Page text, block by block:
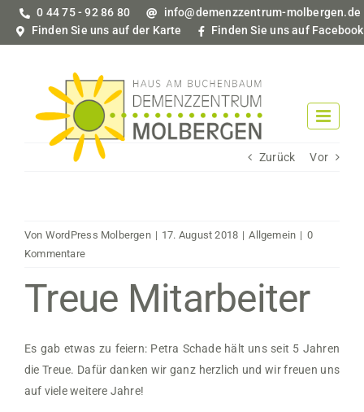
Zum
Inhalt
0 44 75 - 92 86 80
info@demenzzentrum-molbergen.de
Finden Sie uns auf der Karte
Finden Sie uns auf Facebook
Zurück Vor
Von WordPress Molbergen | 17. August 2018 | Allgemein | 0
Kommentare
Treue Mitarbeiter
Es gab etwas zu feiern: Petra Schade hält uns seit 5 Jahren
die Treue. Dafür danken wir ganz herzlich und wir freuen uns
auf viele weitere Jahre!